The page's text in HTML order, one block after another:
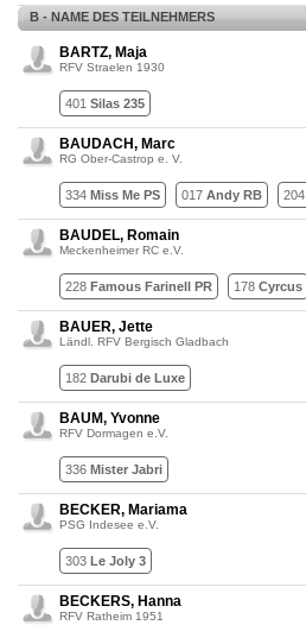
B - NAME DES TEILNEHMERS
BARTZ, Maja
RFV Straelen 1930
401 Silas 235
BAUDACH, Marc
RG Ober-Castrop e. V.
334 Miss Me PS 017 Andy RB 204
BAUDEL, Romain
Meckenheimer RC e.V.
228 Famous Farinell PR 178 Cyrcus
BAUER, Jette
Ländl. RFV Bergisch Gladbach
182 Darubi de Luxe
BAUM, Yvonne
RFV Dormagen e.V.
336 Mister Jabri
BECKER, Mariama
PSG Indesee e.V.
303 Le Joly 3
BECKERS, Hanna
RFV Ratheim 1951